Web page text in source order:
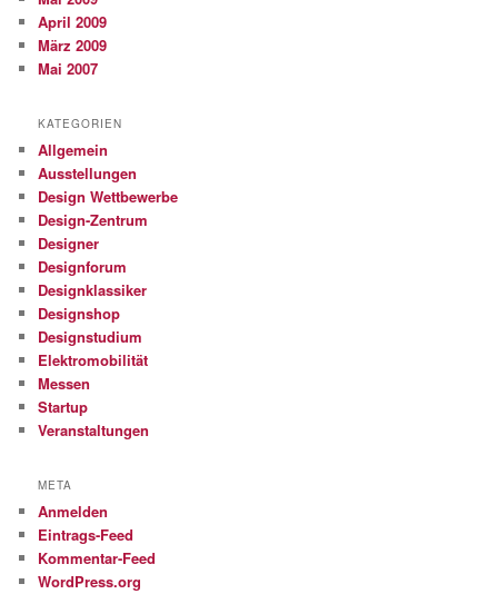
April 2009
März 2009
Mai 2007
KATEGORIEN
Allgemein
Ausstellungen
Design Wettbewerbe
Design-Zentrum
Designer
Designforum
Designklassiker
Designshop
Designstudium
Elektromobilität
Messen
Startup
Veranstaltungen
META
Anmelden
Eintrags-Feed
Kommentar-Feed
WordPress.org